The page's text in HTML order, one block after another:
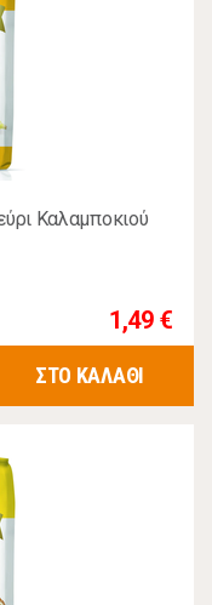
Καλαμποκιού
1,49 €
ΣΤΟ ΚΑΛΑΘΙ